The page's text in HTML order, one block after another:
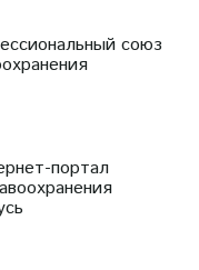
союз
портал